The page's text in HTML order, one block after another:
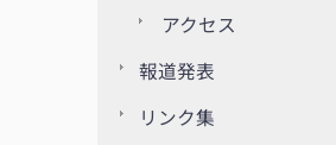
アクセス
報道発表
リンク集